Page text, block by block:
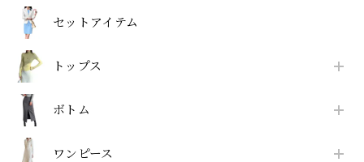
セットアイテム
トップス
ボトム
ワンピース